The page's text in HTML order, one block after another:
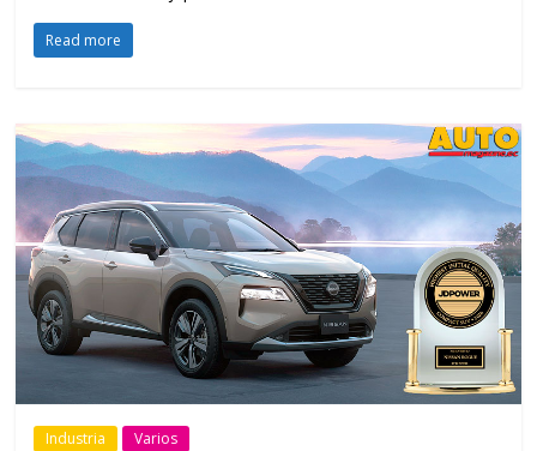
Read more
Industria Varios